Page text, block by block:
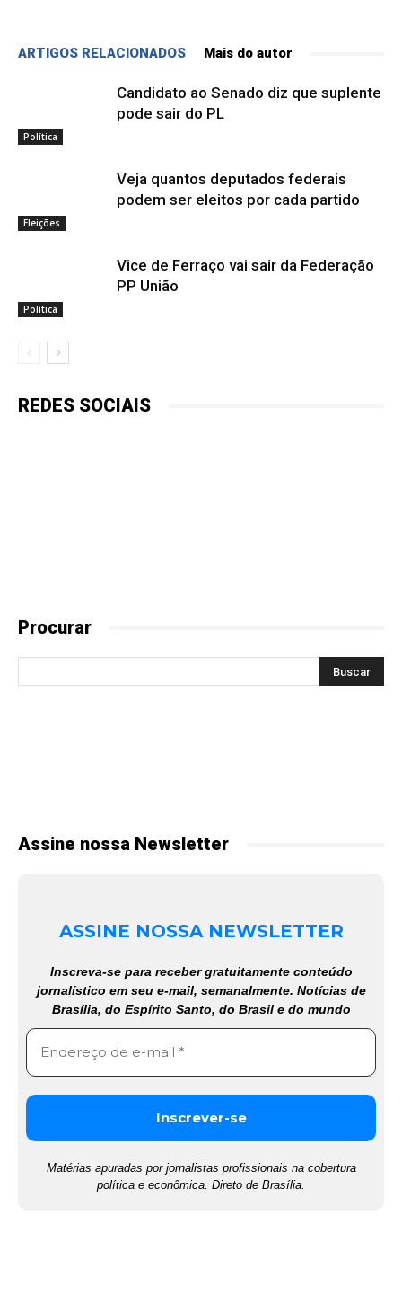
ARTIGOS RELACIONADOS Mais do autor
Política
Candidato ao Senado diz que suplente
pode sair do PL
Eleições
Veja quantos deputados federais
podem ser eleitos por cada partido
Política
Vice de Ferraço vai sair da Federação
PP União
REDES SOCIAIS
Procurar
Assine nossa Newsletter
ASSINE NOSSA NEWSLETTER
Inscreva-se para receber gratuitamente conteúdo
jornalístico em seu e-mail, semanalmente. Notícias de
Brasília, do Espírito Santo, do Brasil e do mundo
Matérias apuradas por jornalistas profissionais na cobertura
política e econômica. Direto de Brasília.